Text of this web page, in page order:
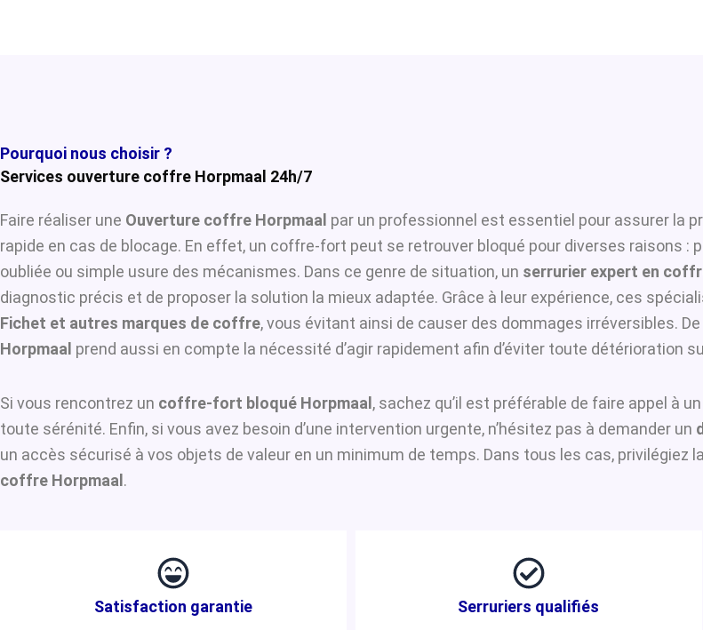
Pourquoi nous choisir ?
Services ouverture coffre Horpmaal 24h/7
Faire réaliser une Ouverture coffre Horpmaal par un professionnel est essentiel pour assurer la
rapide en cas de blocage. En effet, un coffre-fort peut se retrouver bloqué pour diverses raisons :
oubliée ou simple usure des mécanismes. Dans ce genre de situation, un serrurier expert en
diagnostic précis et de proposer la solution la mieux adaptée. Grâce à leur expérience, ces
Fichet et autres marques de coffre, vous évitant ainsi de causer des dommages irréversibles.
Horpmaal prend aussi en compte la nécessité d’agir rapidement afin d’éviter toute détérioration
Si vous rencontrez un coffre-fort bloqué Horpmaal, sachez qu’il est préférable de faire appel à
toute sérénité. Enfin, si vous avez besoin d’une intervention urgente, n’hésitez pas à demander un
un accès sécurisé à vos objets de valeur en un minimum de temps. Dans tous les cas, privilégiez
coffre Horpmaal.
Satisfaction garantie
Serruriers qualifiés